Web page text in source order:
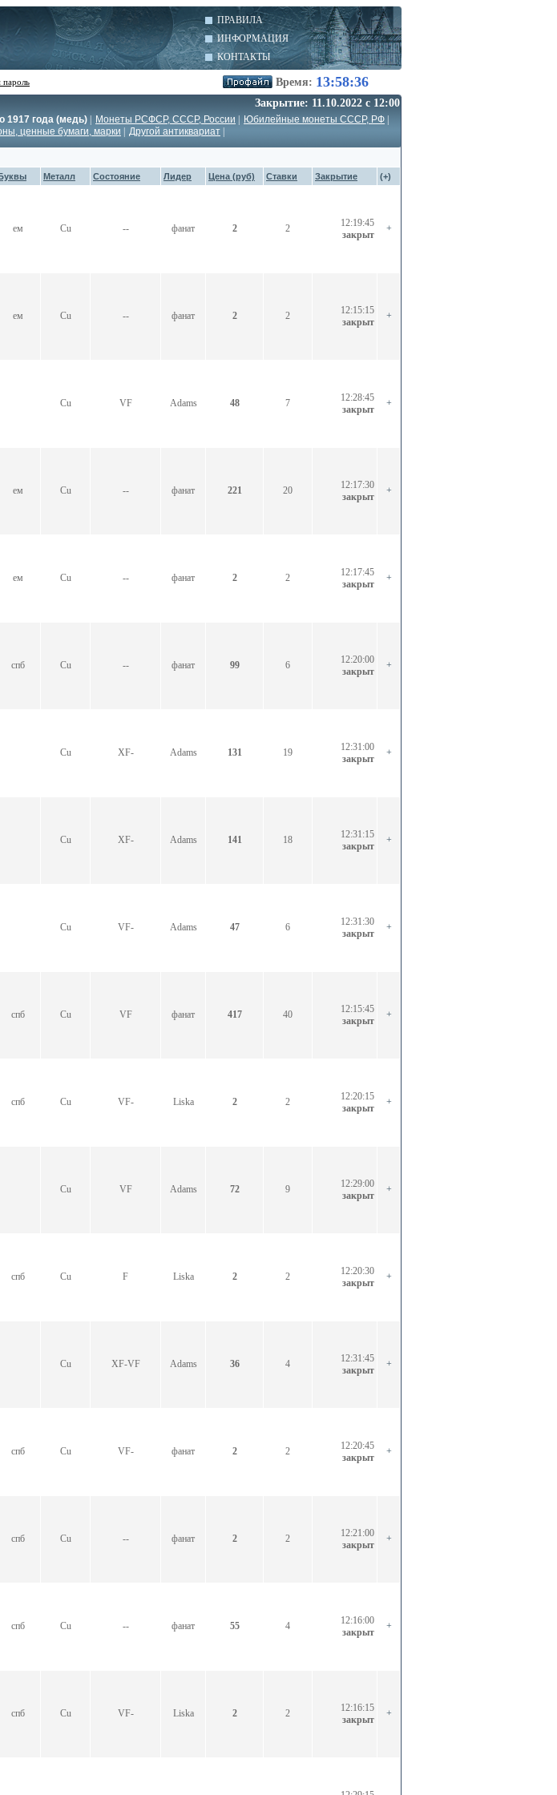
ПРАВИЛА
ИНФОРМАЦИЯ
КОНТАКТЫ
Время: 13:58:37
пароль
Закрытие: 11.10.2022 с 12:00
1917 года (медь) Монеты РСФСР, СССР, России Юбилейные монеты СССР, РФ
ценные бумаги, марки Другой антиквариат
Металл Состояние Лидер Цена (руб) Ставки Закрытие (+)
ем Cu -- фанат 2 2
12:19:45
закрыт
+
ем Cu -- фанат 2 2
12:15:15
закрыт
+
Cu VF Adams 48 7
12:28:45
закрыт
+
ем Cu -- фанат 221 20
12:17:30
закрыт
+
ем Cu -- фанат 2 2
12:17:45
закрыт
+
спб Cu -- фанат 99 6
12:20:00
закрыт
+
Cu XF- Adams 131 19
12:31:00
закрыт
+
Cu XF- Adams 141 18
12:31:15
закрыт
+
Cu VF- Adams 47 6
12:31:30
закрыт
+
спб Cu VF фанат 417 40
12:15:45
закрыт
+
спб Cu VF- Liska 2 2
12:20:15
закрыт
+
Cu VF Adams 72 9
12:29:00
закрыт
+
спб Cu F Liska 2 2
12:20:30
закрыт
+
Cu XF-VF Adams 36 4
12:31:45
закрыт
+
спб Cu VF- фанат 2 2
12:20:45
закрыт
+
спб Cu -- фанат 2 2
12:21:00
закрыт
+
спб Cu -- фанат 55 4
12:16:00
закрыт
+
спб Cu VF- Liska 2 2
12:16:15
закрыт
+